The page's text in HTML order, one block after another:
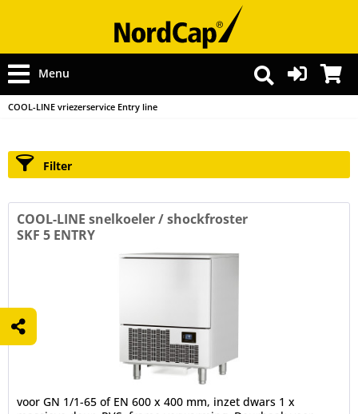
Menu
COOL-LINE vriezerservice Entry line
Filter
COOL-LINE snelkoeler / shockfroster
SKF 5 ENTRY
voor GN 1/1-65 of EN 600 x 400 mm, inzet dwars 1 x